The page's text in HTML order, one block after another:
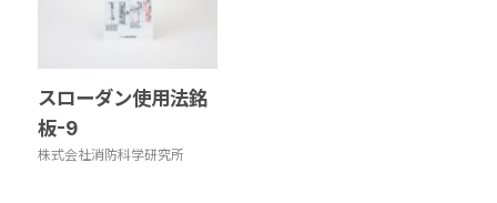
スローダン使用法銘
板-9
株式会社消防科学研究所